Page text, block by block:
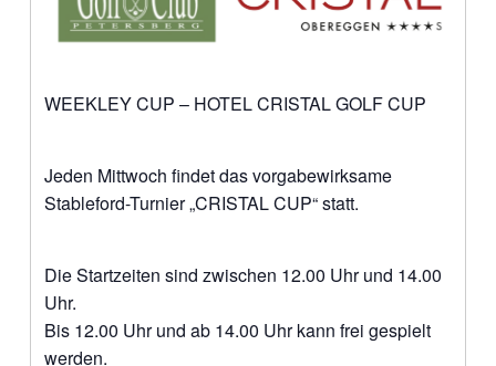
WEEKLEY CUP – HOTEL CRISTAL GOLF CUP
Jeden Mittwoch findet das vorgabewirksame
Stableford-Turnier „CRISTAL CUP“ statt.
Die Startzeiten sind zwischen 12.00 Uhr und 14.00
Uhr.
Bis 12.00 Uhr und ab 14.00 Uhr kann frei gespielt
werden.